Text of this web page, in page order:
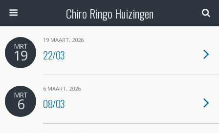
Chiro Ringo Huizingen
MRT
19
19 MAART, 2026
22/03
MRT
6
6 MAART, 2026
08/03